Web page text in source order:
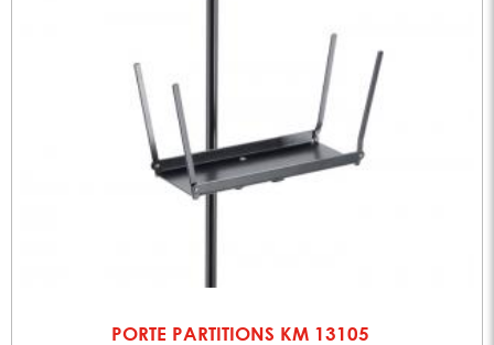
PORTE PARTITIONS KM 13105